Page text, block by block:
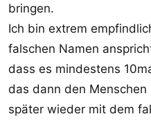
bringen.
Ich bin extrem
falschen Namen
dass es mindestens
das dann den Menschen
später wieder mit dem